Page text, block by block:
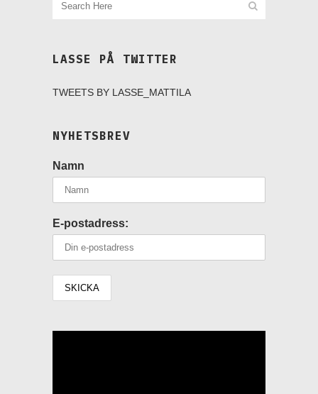
LASSE PÅ TWITTER
TWEETS BY LASSE_MATTILA
NYHETSBREV
Namn
E-postadress: